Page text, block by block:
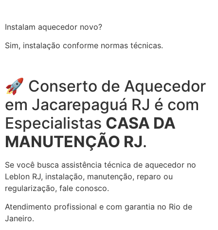
Instalam aquecedor novo?
Sim, instalação conforme normas técnicas.
🚀 Conserto de Aquecedor
em Jacarepaguá RJ é com
Especialistas CASA DA
MANUTENÇÃO RJ.
Se você busca assistência técnica de aquecedor no
Leblon RJ, instalação, manutenção, reparo ou
regularização, fale conosco.
Atendimento profissional e com garantia no Rio de
Janeiro.